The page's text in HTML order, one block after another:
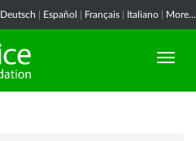
Deutsch Español Français Italiano More...